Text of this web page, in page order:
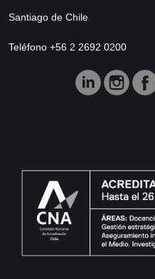
Santiago de Chile
Teléfono +56 2 2692 0200